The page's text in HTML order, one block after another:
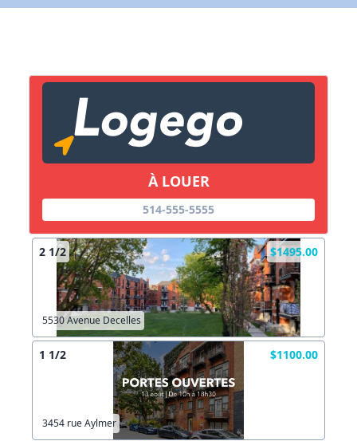
À LOUER
514-555-5555
2 1/2 $1495.00
5530 Avenue Decelles
1 1/2 $1100.00
3454 rue Aylmer
X Fermer
Lien vers inscription (sera inclus dans courriel)
Copier lien
X Fermer